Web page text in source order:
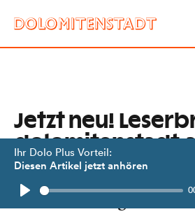
Ihr Dolo Plus Vorteil:
Diesen Artikel jetzt anhören
Play
Jetzt neu!
Wir machen zum
Osttirol bewegt.